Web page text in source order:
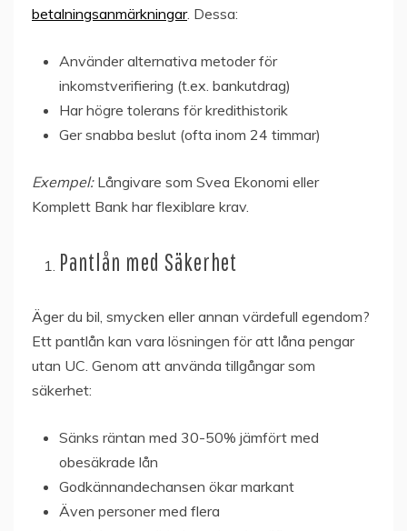
betalningsanmärkningar. Dessa:
Använder alternativa metoder för
inkomstverifiering (t.ex. bankutdrag)
Har högre tolerans för kredithistorik
Ger snabba beslut (ofta inom 24 timmar)
Exempel:Långivare som Svea Ekonomi eller
Komplett Bank har flexiblare krav.
Pantlån med Säkerhet
Äger du bil, smycken eller annan värdefull egendom?
Ett pantlån kan vara lösningen för att låna pengar
utan UC. Genom att använda tillgångar som
säkerhet:
Sänks räntan med 30-50% jämfört med
obesäkrade lån
Godkännandechansen ökar markant
Även personer med flera